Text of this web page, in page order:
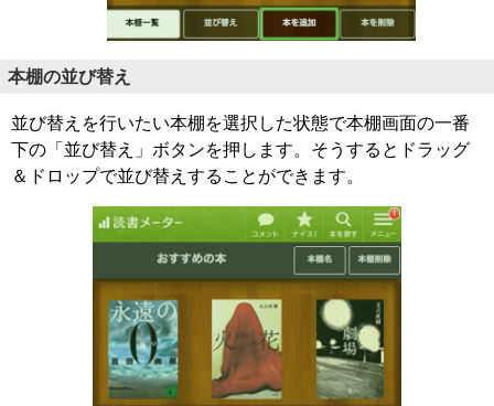
本棚の並び替え
並び替えを行いたい本棚を選択した状態で本棚画面の一番
下の「並び替え」ボタンを押します。そうするとドラッグ
＆ドロップで並び替えすることができます。